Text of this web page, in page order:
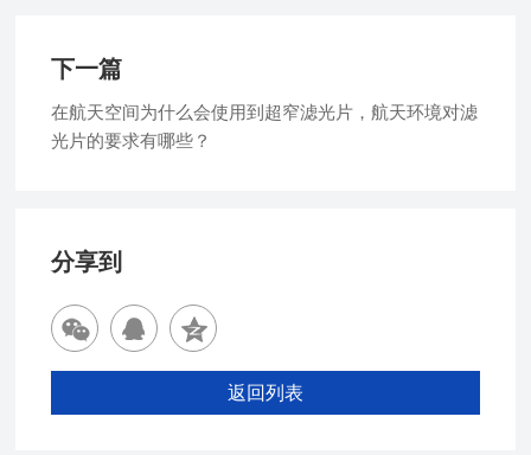
下一篇
在航天空间为什么会使用到超窄滤光片，航天环境对滤
光片的要求有哪些？
分享到
返回列表